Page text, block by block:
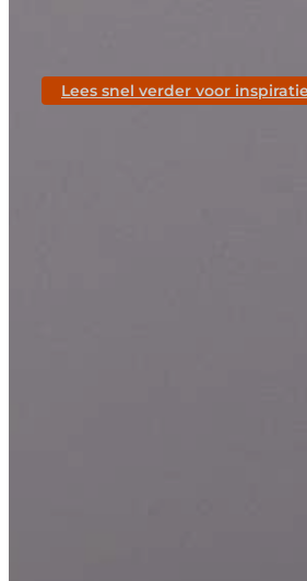
Lees snel verder voor